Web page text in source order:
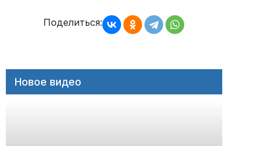
записямПоделиться:
Новое видео